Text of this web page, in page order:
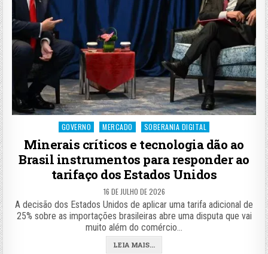
Posted
GOVERNO MERCADO SOBERANIA DIGITAL
Minerais críticos e tecnologia dão ao
Brasil instrumentos para responder ao
tarifaço dos Estados Unidos
16 DE JULHO DE 2026
A decisão dos Estados Unidos de aplicar uma tarifa adicional de
25% sobre as importações brasileiras abre uma disputa que vai
muito além do comércio…
LEIA MAIS...